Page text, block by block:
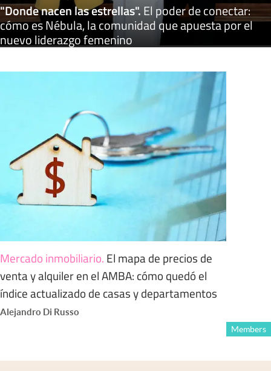
"Donde nacen las estrellas".El poder de conectar:
cómo es Nébula, la comunidad que apuesta por el
nuevo liderazgo femenino
Mercado inmobiliario. El mapa de precios de
venta y alquiler en el AMBA: cómo quedó el
índice actualizado de casas y departamentos
Alejandro Di Russo
Members